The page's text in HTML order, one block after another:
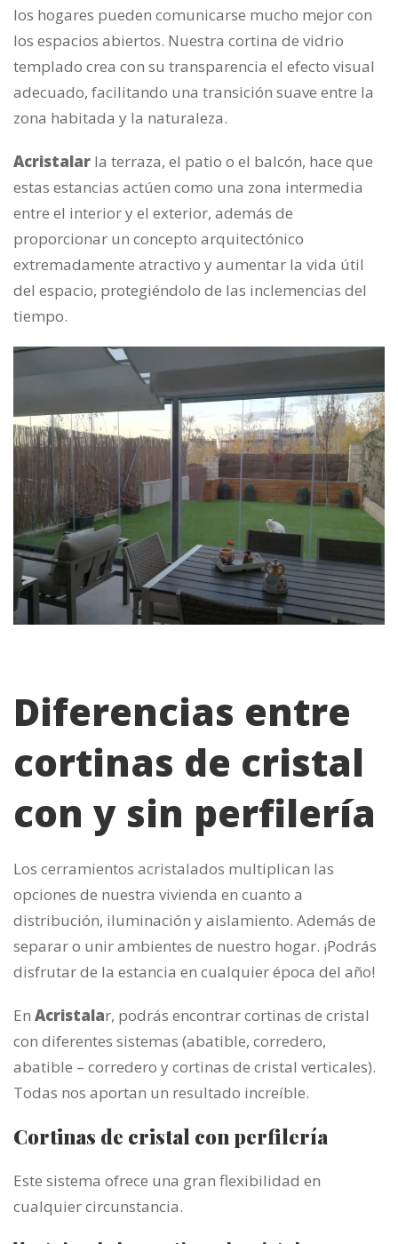
los hogares pueden comunicarse mucho mejor con
los espacios abiertos. Nuestra cortina de vidrio
templado crea con su transparencia el efecto visual
adecuado, facilitando una transición suave entre la
zona habitada y la naturaleza.
Acristalar la terraza, el patio o el balcón, hace que
estas estancias actúen como una zona intermedia
entre el interior y el exterior, además de
proporcionar un concepto arquitectónico
extremadamente atractivo y aumentar la vida útil
del espacio, protegiéndolo de las inclemencias del
tiempo.
Diferencias entre
cortinas de cristal
con y sin perfilería
Los cerramientos acristalados multiplican las
opciones de nuestra vivienda en cuanto a
distribución, iluminación y aislamiento. Además de
separar o unir ambientes de nuestro hogar. ¡Podrás
disfrutar de la estancia en cualquier época del año!
En Acristalar, podrás encontrar cortinas de cristal
con diferentes sistemas (abatible, corredero,
abatible – corredero y cortinas de cristal verticales).
Todas nos aportan un resultado increíble.
Cortinas de cristal con perfilería
Este sistema ofrece una gran flexibilidad en
cualquier circunstancia.